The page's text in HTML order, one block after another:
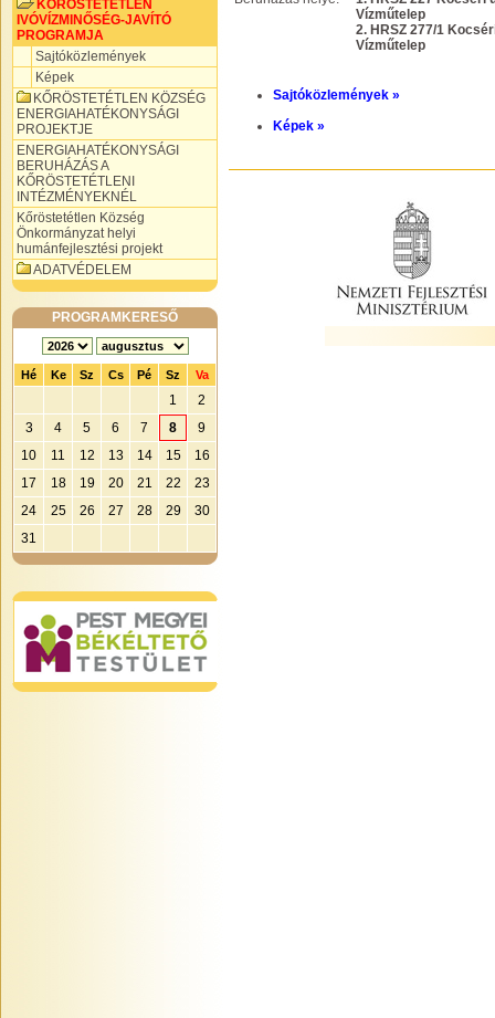
KŐRÖSTETÉTLEN
IVÓVÍZMINŐSÉG-JAVÍTÓ
PROGRAMJA
Sajtóközlemények
Képek
KŐRÖSTETÉTLEN KÖZSÉG
ENERGIAHATÉKONYSÁGI
PROJEKTJE
ENERGIAHATÉKONYSÁGI
BERUHÁZÁS A
KŐRÖSTETÉTLENI
INTÉZMÉNYEKNÉL
Kőröstetétlen Község
Önkormányzat helyi
humánfejlesztési projekt
ADATVÉDELEM
PROGRAMKERESŐ
Hé Ke Sz Cs Pé Sz Va
1
2
3
4 5 6 7 8
9
10
11 12 13 14 15
16
17
18 19 20 21 22
23
24
25 26 27 28 29
30
31
Vízműtelep
2. HRSZ 277/1
Vízműtelep
Sajtóközlemények »
Képek »